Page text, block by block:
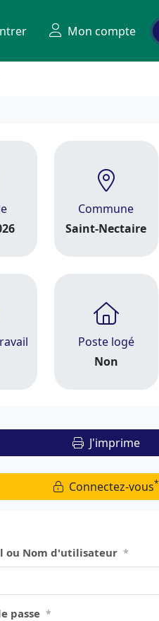
Mon compte
Commune
Saint-Nectaire
Poste logé
Non
J'imprime
Connectez-vous*
ou Nom d'utilisateur *
passe *